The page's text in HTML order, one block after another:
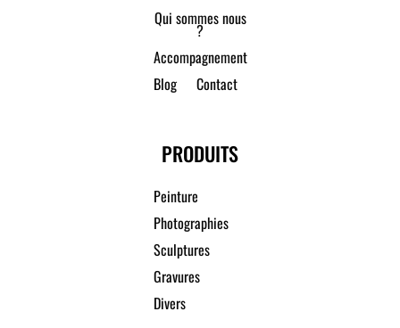
Qui sommes nous
?
Accompagnement
Blog
Contact
PRODUITS
Peinture
Photographies
Sculptures
Gravures
Divers